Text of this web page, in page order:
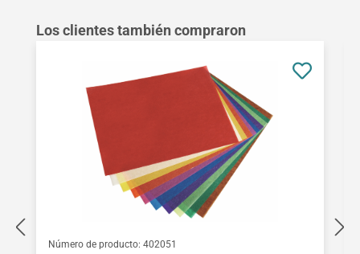
Omitir la galería de productos
Los clientes también compraron
Número de producto: 402051